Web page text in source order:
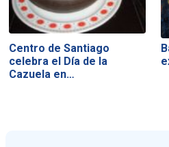
Centro de Santiago
celebra el Día de la
Cazuela en…